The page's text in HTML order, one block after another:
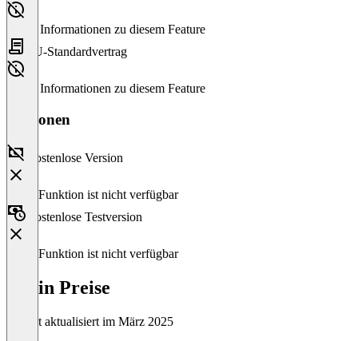
Keine Informationen zu diesem Feature
EU-Standardvertrag
Keine Informationen zu diesem Feature
Versionen
Kostenlose Version
Diese Funktion ist nicht verfügbar
Kostenlose Testversion
Diese Funktion ist nicht verfügbar
Devin Preise
Zuletzt aktualisiert im März 2025